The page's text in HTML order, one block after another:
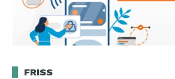
FRISS